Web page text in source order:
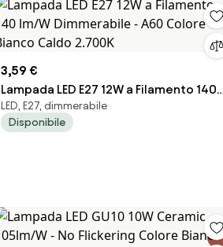
3,59 €
Lampada LED E27 12W a Filamento 140
lm/W Dimmerabile - A60 Colore Bianco
Caldo 2.700K
LED, E27, dimmerabile
Disponibile